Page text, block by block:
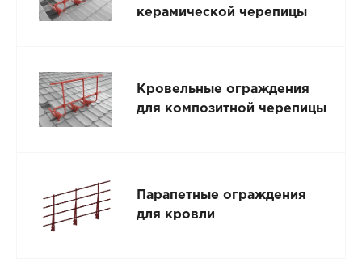
керамической черепицы
Кровельные ограждения
для композитной черепицы
Парапетные ограждения
для кровли